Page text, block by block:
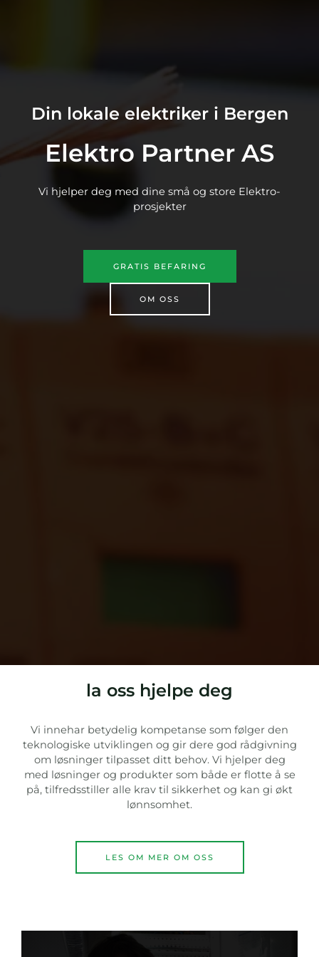
Din lokale elektriker i Bergen
Elektro Partner AS​
Vi hjelper deg med dine små og store Elektro-
prosjekter
GRATIS BEFARING
OM OSS
la oss hjelpe deg
Vi innehar betydelig kompetanse som følger den
teknologiske utviklingen og gir dere god rådgivning
om løsninger tilpasset ditt behov. Vi hjelper deg
med løsninger og produkter som både er flotte å se
på, tilfredsstiller alle krav til sikkerhet og kan gi økt
lønnsomhet.
LES OM MER OM OSS